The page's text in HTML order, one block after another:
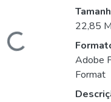
Carregando...
22,85
Adobe
Format